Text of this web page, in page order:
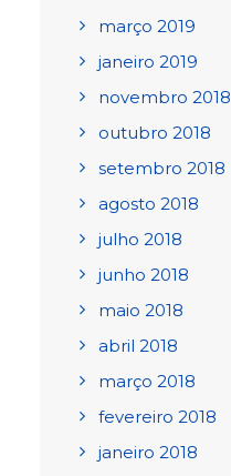
março 2019
janeiro 2019
novembro 2018
outubro 2018
setembro 2018
agosto 2018
julho 2018
junho 2018
maio 2018
abril 2018
março 2018
fevereiro 2018
janeiro 2018